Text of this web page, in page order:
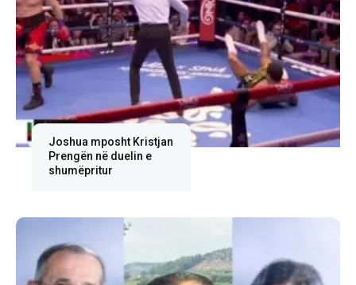
Joshua mposht Kristjan
Prengën në duelin e
shumëpritur